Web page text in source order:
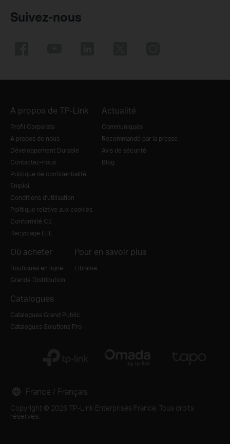
Suivez-nous
A propos de TP-Link
Profil Corporate
A propos de nous
Développement Durable
Contactez-nous
Politique de confidentialité
Emploi
Conditions d'utilisation
Politique relative aux cookies
Conformité CE
Recyclage EEE
Actualité
Communiqués
Recommandé par la presse
Avis de sécurité
Blog
Où acheter
Boutiques en ligne
Grande Distribution
Pour en savoir plus
Librairie
Catalogues
Catalogues Grand Public
Catalogues Solutions Pro
Copyright © 2026 TP-Link Enterprises France. Tous droits
réservés.
France / Français